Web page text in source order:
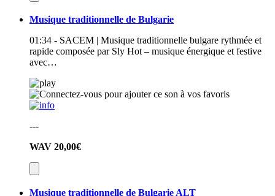
Musique traditionnelle de Bulgarie
01:34 - SACEM | Musique traditionnelle bulgare rythmée et
rapide composée par Sly Hot – musique énergique et festive
avec…
---
WAV 20,00€
Musique traditionnelle de Bulgarie ALT